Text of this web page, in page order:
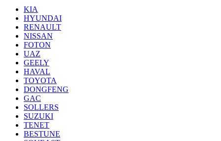
KIA
HYUNDAI
RENAULT
NISSAN
FOTON
UAZ
GEELY
HAVAL
TOYOTA
DONGFENG
GAC
SOLLERS
SUZUKI
TENET
BESTUNE